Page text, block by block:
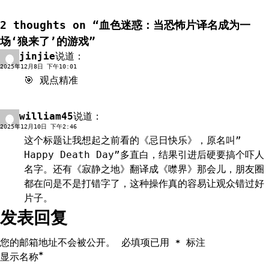
航
2 thoughts on “血色迷惑：当恐怖片译名成为一
场‘狼来了’的游戏”
jinjie说道：
2025年12月8日 下午10:01
🎯 观点精准
william45说道：
2025年12月10日 下午2:46
这个标题让我想起之前看的《忌日快乐》，原名叫”
Happy Death Day”多直白，结果引进后硬要搞个吓人
名字。还有《寂静之地》翻译成《噤界》那会儿，朋友圈
都在问是不是打错字了，这种操作真的容易让观众错过好
片子。
发表回复
您的邮箱地址不会被公开。 必填项已用 * 标注
显示名称*